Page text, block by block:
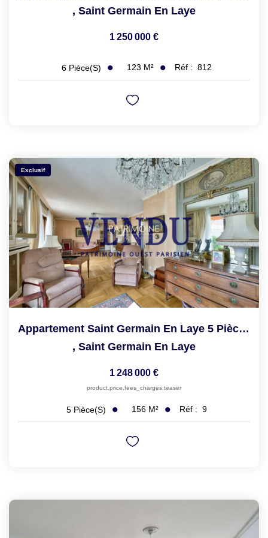
, Saint Germain En Laye
1 250 000 €
6 Pièce(s) 123 M² Réf : 812
Exclusif
Appartement Saint Germain En Laye 5 Pièce(s)
, Saint Germain En Laye
1 248 000 €
product.price.fees_charges.teaser
5 Pièce(s) 156 M² Réf : 9